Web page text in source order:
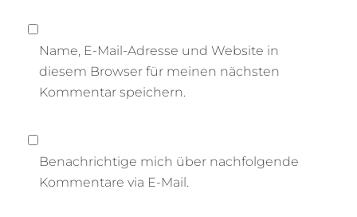
Name, E-Mail-Adresse und Website in
diesem Browser für meinen nächsten
Kommentar speichern.
Benachrichtige mich über nachfolgende
Kommentare via E-Mail.